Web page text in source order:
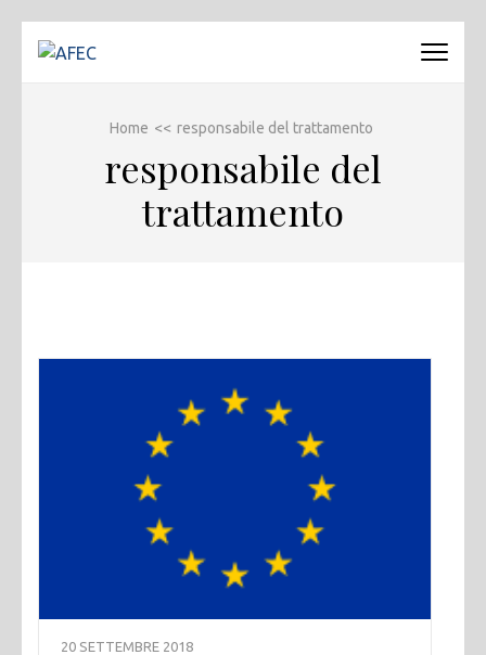
Home << responsabile del trattamento
responsabile del
trattamento
20 SETTEMBRE 2018